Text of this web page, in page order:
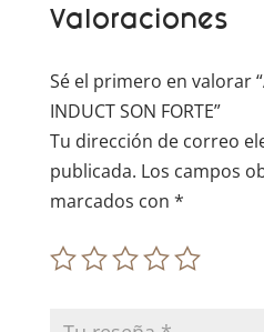
Valoraciones
Sé el primero en valorar
INDUCT SON FORTE”
Tu dirección de correo
publicada. Los campos
marcados con *